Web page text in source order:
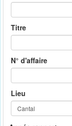
Titre
N° d'affaire
Lieu